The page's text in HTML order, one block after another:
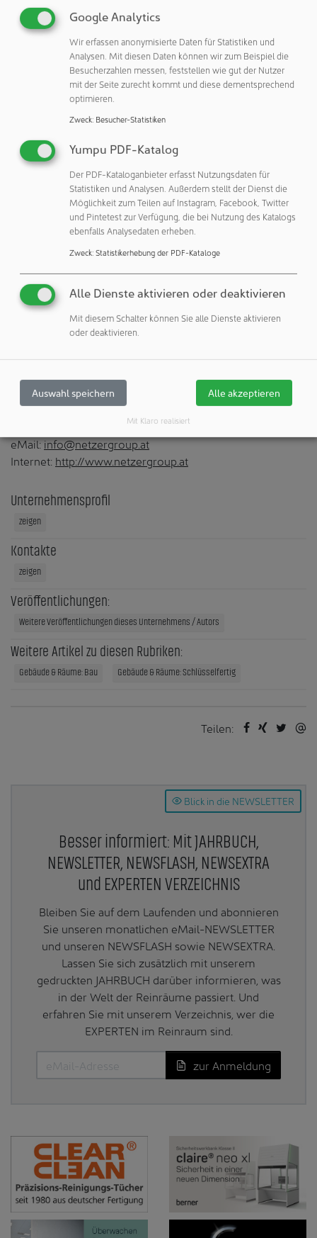
luftgetragene Partikel mit einer maximalen Größe von 0,5
µm vorhanden sein dürfen. 1 µm entspricht einem
Tausendstel Millimeter. Ein paar Vergleiche, um hier einen
Eindruck zur Größe zu bekommen: durchschnittlich 60 µm
Menschenhaar, 5 µm ein Staubpartikel, 0,5 µm bis 2 µm ein
Bakterium. Bei einem Reinraum zählt aber nicht nur die
definierte Konzentration der Schwebpartikel, sondern es
Temperatur, Feuchte und Druck auf den Punkt genau
regeln zu können. Dieses hohe Maß an Kontrolle erfordert
spezielles Know-how und viel Erfahrung im Umgang mit
Reinraumtechnik. So ist auch die Luftwechselrate in einem
ISO-Klasse 8 Reinraum beträchtlich: Pro Stunde muss die
gesamte Luft im Raum 10 bis 25 Mal gewechselt werden.
Nur so bleibt diese niedrige Partikelanzahl aufrecht.
NETZER GROUP GmbH
6800 Feldkirch
Österreich
Telefon: +43 5522 22818
eMail:info@netzergroup.at
Internet: http://www.netzergroup.at
Unternehmensprofil
zeigen
Kontakte
zeigen
Veröffentlichungen:
Weitere Veröffentlichungen dieses Unternehmens / Autors
Weitere Artikel zu diesen Rubriken:
Gebäude & Räume: Bau Gebäude & Räume: Schlüsselfertig
Teilen:
Blick in die NEWSLETTER
Besser informiert: Mit JAHRBUCH,
NEWSLETTER, NEWSFLASH, NEWSEXTRA
und EXPERTEN VERZEICHNIS
Bleiben Sie auf dem Laufenden und abonnieren
Sie unseren monatlichen eMail-NEWSLETTER
und unseren NEWSFLASH sowie NEWSEXTRA.
Lassen Sie sich zusätzlich mit unserem
gedruckten JAHRBUCH darüber informieren, was
in der Welt der Reinräume passiert. Und
erfahren Sie mit unserem Verzeichnis, wer die
EXPERTEN im Reinraum sind.
zur Anmeldung
Google Analytics
Wir erfassen anonymisierte Daten für Statistiken und
Analysen. Mit diesen Daten können wir zum Beispiel die
Besucherzahlen messen, feststellen wie gut der Nutzer
mit der Seite zurecht kommt und diese dementsprechend
optimieren.
Zweck: Besucher-Statistiken
Yumpu PDF-Katalog
Der PDF-Kataloganbieter erfasst Nutzungsdaten für
Statistiken und Analysen. Außerdem stellt der Dienst die
Möglichkeit zum Teilen auf Instagram, Facebook, Twitter
und Pintetest zur Verfügung, die bei Nutzung des Katalogs
ebenfalls Analysedaten erheben.
Zweck: Statistikerhebung der PDF-Kataloge
Alle Dienste aktivieren oder deaktivieren
Mit diesem Schalter können Sie alle Dienste aktivieren
oder deaktivieren.
Auswahl speichern Alle akzeptieren
Mit Klaro realisiert